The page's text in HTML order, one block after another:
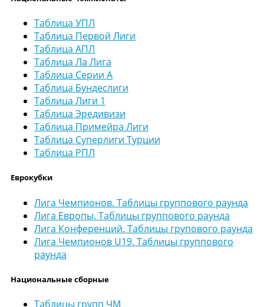
Таблица УПЛ
Таблица Первой Лиги
Таблица АПЛ
Таблица Ла Лига
Таблица Серии А
Таблица Бундеслиги
Таблица Лиги 1
Таблица Эредивизи
Таблица Примейра Лиги
Таблица Суперлиги Турции
Таблица РПЛ
Еврокубки
Лига Чемпионов. Таблицы группового раунда
Лига Европы. Таблицы группового раунда
Лига Конференций. Таблицы групового раунда
Лига Чемпионов U19. Таблицы группового
раунда
Национальные сборные
Таблицы групп ЧМ